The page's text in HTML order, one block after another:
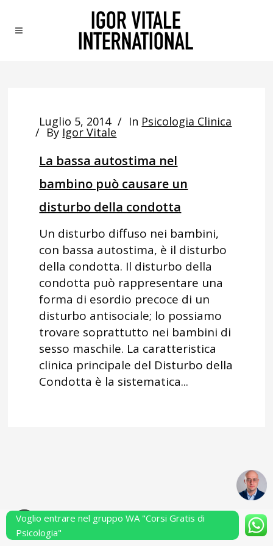
Luglio 5, 2014 In Psicologia Clinica
By Igor Vitale
La bassa autostima nel
bambino può causare un
disturbo della condotta
Un disturbo diffuso nei bambini,
con bassa autostima, è il disturbo
della condotta. Il disturbo della
condotta può rappresentare una
forma di esordio precoce di un
disturbo antisociale; lo possiamo
trovare soprattutto nei bambini di
sesso maschile. La caratteristica
clinica principale del Disturbo della
Condotta è la sistematica...
Powered by Performarsi S.a.s.
Voglio entrare nel gruppo WA "Corsi Gratis di
Psicologia"